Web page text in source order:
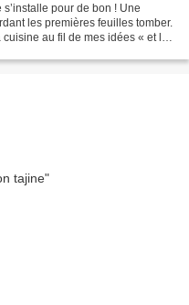
pour de bon ! Une
les premières feuilles tomber.
au fil de mes idées « et l’ai